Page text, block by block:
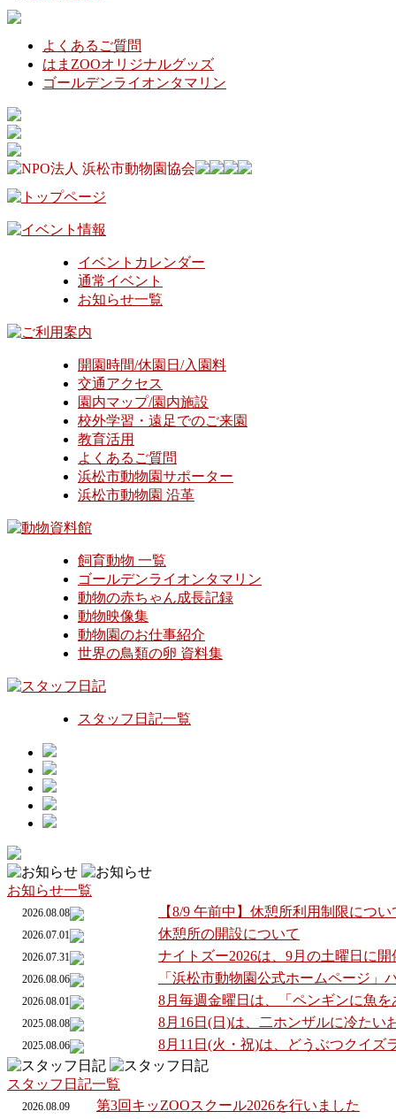
よくあるご質問
はまZOOオリジナルグッズ
ゴールデンライオンタマリン
イベントカレンダー
通常イベント
お知らせ一覧
開園時間/休園日/入園料
交通アクセス
園内マップ/園内施設
校外学習・遠足でのご来園
教育活用
よくあるご質問
浜松市動物園サポーター
浜松市動物園 沿革
飼育動物 一覧
ゴールデンライオンタマリン
動物の赤ちゃん成長記録
動物映像集
動物園のお仕事紹介
世界の鳥類の卵 資料集
スタッフ日記一覧
お知らせ一覧
2026.08.08 【8/9 午前中】休憩所利用制限につい
2026.07.01 休憩所の開設について
2026.07.31 ナイトズー2026は、9月の土曜日に開
2026.08.06 「浜松市動物園公式ホームページ」
2026.08.01 8月毎週金曜日は、「ペンギンに魚
2025.08.08 8月16日(日)は、二ホンザルに冷たい
2025.08.06 8月11日(火・祝)は、どうぶつクイズ
スタッフ日記一覧
2026.08.09 第3回キッZOOスクール2026を行いました